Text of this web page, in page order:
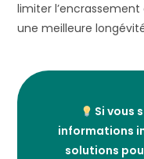
limiter
une meilleure
Si vous
informations
solutions